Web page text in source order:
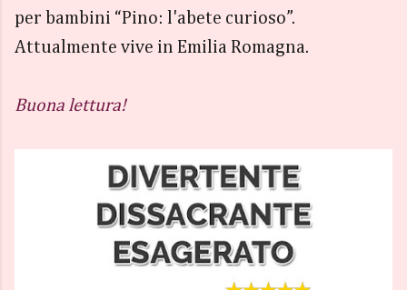
per bambini “Pino: l'abete curioso”.
Attualmente vive in Emilia Romagna.
Buona lettura!